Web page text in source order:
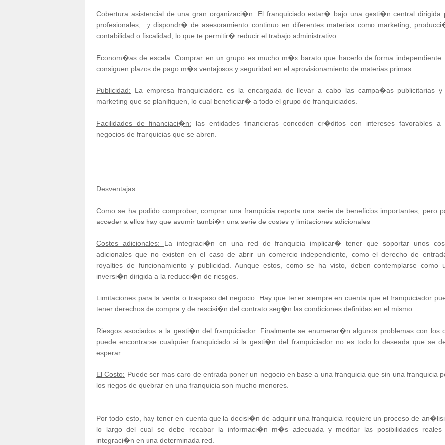
Cobertura asistencial de una gran organizaci�n: El franquiciado estar� bajo una gesti�n central dirigida
profesionales, y dispondr� de asesoramiento continuo en diferentes materias como marketing,
contabilidad o fiscalidad, lo que te permitir� reducir el trabajo administrativo.
Econom�as de escala: Comprar en un grupo es mucho m�s barato que hacerlo de forma independiente.
consiguen plazos de pago m�s ventajosos y seguridad en el aprovisionamiento de materias primas.
Publicidad: La empresa franquiciadora es la encargada de llevar a cabo las campa�as publicitarias y
marketing que se planifiquen, lo cual beneficiar� a todo el grupo de franquiciados.
Facilidades de financiaci�n: las entidades financieras conceden cr�ditos con intereses favorables a
negocios de franquicias que se abren.
Desventajas
Como se ha podido comprobar, comprar una franquicia reporta una serie de beneficios importantes, pero
acceder a ellos hay que asumir tambi�n una serie de costes y limitaciones adicionales.
Costes adicionales: La integraci�n en una red de franquicia implicar� tener que soportar unos
adicionales que no existen en el caso de abrir un comercio independiente, como el derecho de
royalties de funcionamiento y publicidad. Aunque estos, como se ha visto, deben contemplarse como
inversi�n dirigida a la reducci�n de riesgos.
Limitaciones para la venta o traspaso del negocio: Hay que tener siempre en cuenta que el franquiciador
tener derechos de compra y de rescisi�n del contrato seg�n las condiciones definidas en el mismo.
Riesgos asociados a la gesti�n del franquiciador: Finalmente se enumerar�n algunos problemas con los
puede encontrarse cualquier franquiciado si la gesti�n del franquiciador no es todo lo deseada que se
esperar:
El Costo: Puede ser mas caro de entrada poner un negocio en base a una franquicia que sin una franquicia
los riegos de quebrar en una franquicia son mucho menores.
Por todo esto, hay tener en cuenta que la decisi�n de adquirir una franquicia requiere un proceso de
lo largo del cual se debe recabar la informaci�n m�s adecuada y meditar las posibilidades reales
integraci�n en una determinada red.